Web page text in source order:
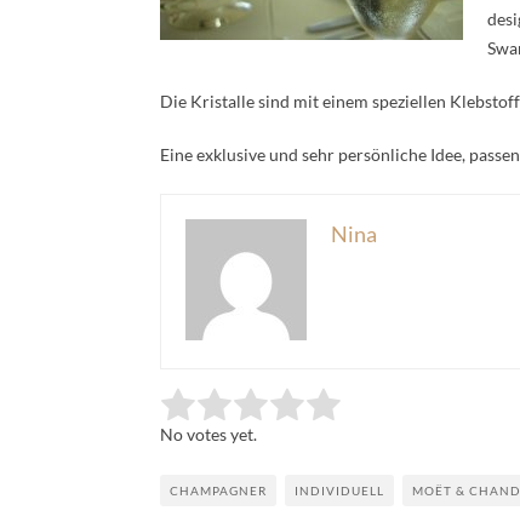
Die Kristalle sind mit einem speziellen
Eine exklusive und sehr persönliche Idee,
Nina
Rate this item: Submit Rating
No votes yet.
CHAMPAGNER INDIVIDUELL MOËT &